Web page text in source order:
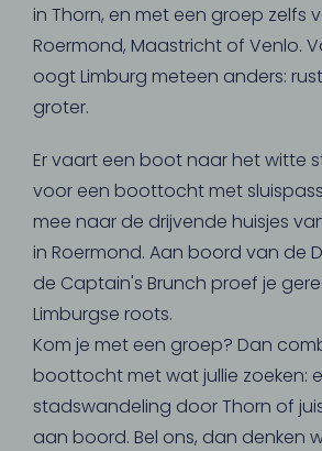
in Thorn, en met een groep zelfs
Roermond, Maastricht of Venlo.
oogt Limburg meteen anders:
groter.
Er vaart een boot naar het witte
voor een boottocht met
mee naar de drijvende huisjes
in Roermond. Aan boord van de
de Captain's Brunch proef je
Limburgse roots.
Kom je met een groep? Dan
boottocht met wat jullie zoeken:
stadswandeling door Thorn of
aan boord. Bel ons, dan denken